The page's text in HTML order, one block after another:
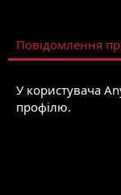
Повідомлення
У користувача
профілю.